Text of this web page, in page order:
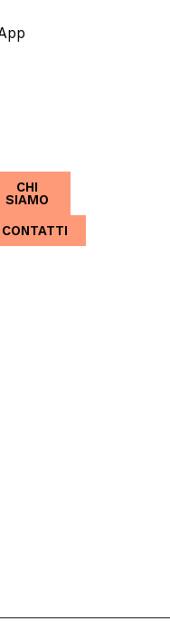
CHI
SIAMO
CONTATTI